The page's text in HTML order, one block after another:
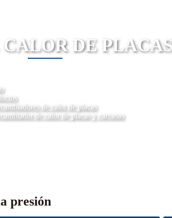
DE
de calor de placas
de calor de placas y carcasas
presión